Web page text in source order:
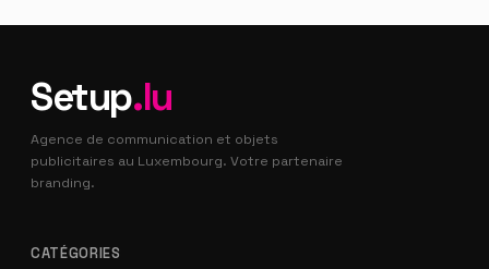
Setup.lu
Agence de communication et objets
publicitaires au Luxembourg. Votre partenaire
branding.
CATÉGORIES